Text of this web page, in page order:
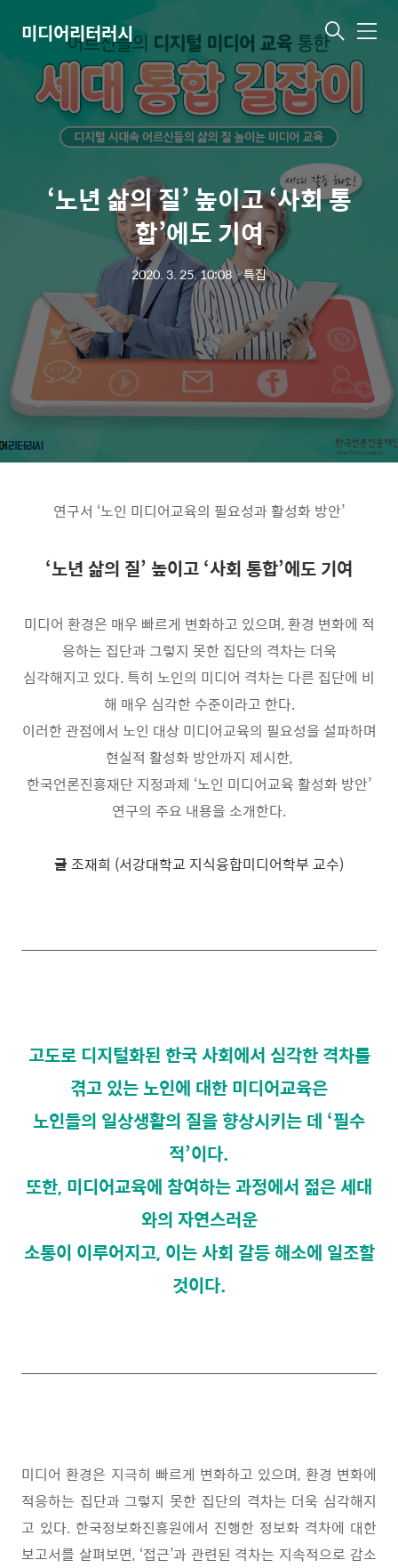
미디어리터러시 메
‘노년 삶의 질’ 높이고 ‘사회 통
합’에도 기여
2020. 3. 25. 10:08ㆍ특집
연구서 ‘노인 미디어교육의 필요성과 활성화 방안’
‘노년 삶의 질’높이고‘사회 통합’에도 기여
미디어 환경은 매우 빠르게 변화하고 있으며, 환경 변화에 적
응하는 집단과 그렇지 못한 집단의 격차는 더욱
심각해지고 있다. 특히 노인의 미디어 격차는 다른 집단에 비
해 매우 심각한 수준이라고 한다.
이러한 관점에서 노인 대상 미디어교육의 필요성을 설파하며
현실적 활성화 방안까지 제시한,
한국언론진흥재단 지정과제 ‘노인 미디어교육 활성화 방안’
연구의 주요 내용을 소개한다.
글 조재희 (서강대학교 지식융합미디어학부 교수)
고도로 디지털화된 한국 사회에서 심각한 격차를
겪고 있는 노인에 대한 미디어교육은
노인들의 일상생활의 질을 향상시키는 데 ‘필수
적’이다.
또한, 미디어교육에 참여하는 과정에서 젊은 세대
와의 자연스러운
소통이 이루어지고, 이는 사회 갈등 해소에 일조할
것이다.
미디어 환경은 지극히 빠르게 변화하고 있으며, 환경 변화에
적응하는 집단과 그렇지 못한 집단의 격차는 더욱 심각해지
고 있다. 한국정보화진흥원에서 진행한 정보화 격차에 대한
보고서를 살펴보면, ‘접근’과 관련된 격차는 지속적으로 감소